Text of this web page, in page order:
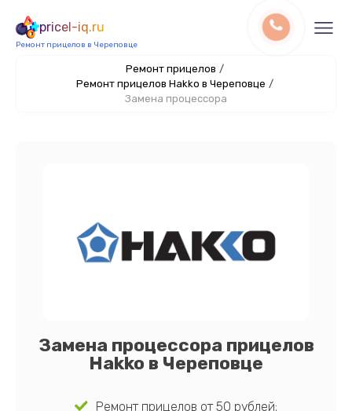
pricel-iq.ru
Ремонт прицелов в Череповце
Ремонт прицелов /
Ремонт прицелов Hakko в Череповце /
Замена процессора
Замена процессора прицелов
Hakko в Череповце
Ремонт прицелов от 50 рублей;